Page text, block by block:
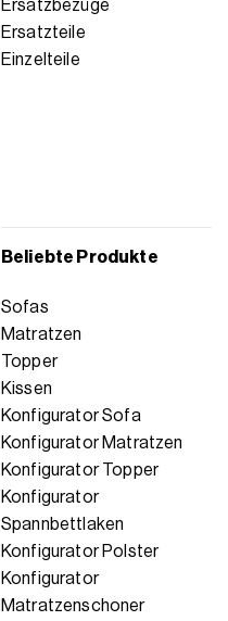
Ersatzbezüge
Ersatzteile
Einzelteile
Beliebte Produkte
Sofas
Matratzen
Topper
Kissen
Konfigurator Sofa
Konfigurator Matratzen
Konfigurator Topper
Konfigurator
Spannbettlaken
Konfigurator Polster
Konfigurator
Matratzenschoner